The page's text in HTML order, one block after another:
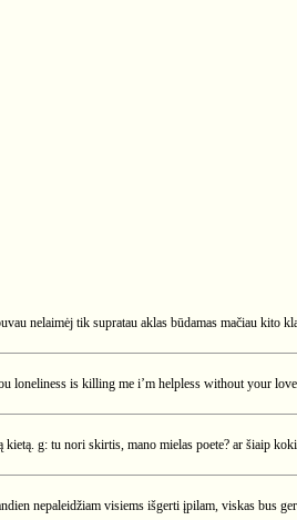
nelaimėj tik supratau aklas būdamas mačiau kito
is killing me i’m helpless without your
g: tu nori skirtis, mano mielas poete? ar šiaip
nepaleidžiam visiems išgerti įpilam, viskas bus